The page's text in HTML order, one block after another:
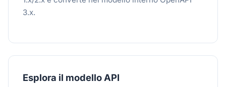
3.x.
Esplora il modello API